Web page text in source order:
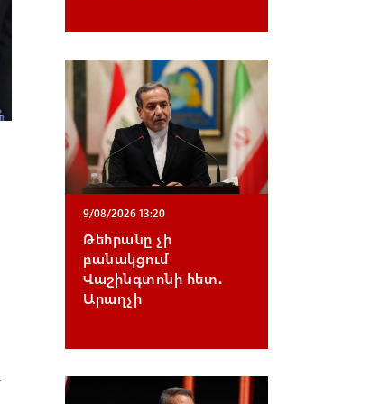
9/08/2026 13:20
Թեհրանը չի
բանակցում
Վաշինգտոնի հետ․
Արաղչի